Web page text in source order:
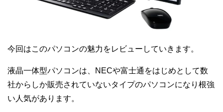
今回はこのパソコンの魅力をレビューしていきます。
液晶一体型パソコンは、NECや富士通をはじめとして数
社からしか販売されていないタイプのパソコンになり根強
い人気があります。